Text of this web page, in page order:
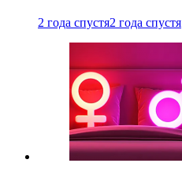
2 года спустя2 года спустя